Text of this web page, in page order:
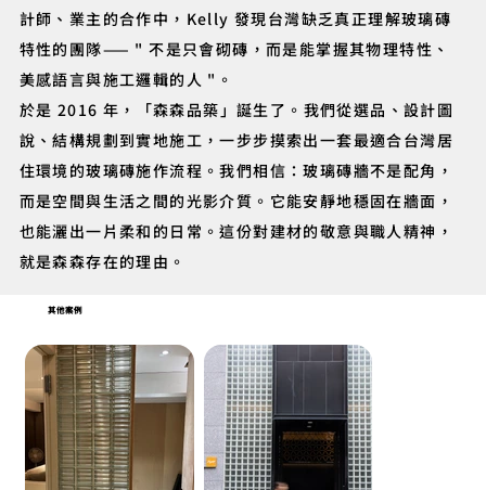
計師、業主的合作中，Kelly 發現台灣缺乏真正理解玻璃磚
特性的團隊—— " 不是只會砌磚，而是能掌握其物理特性、
美感語言與施工邏輯的人 "。
於是 2016 年，「森森品築」誕生了。我們從選品、設計圖
說、結構規劃到實地施工，一步步摸索出一套最適合台灣居
住環境的玻璃磚施作流程。我們相信：玻璃磚牆不是配角，
而是空間與生活之間的光影介質。它能安靜地穩固在牆面，
也能灑出一片柔和的日常。這份對建材的敬意與職人精神，
就是森森存在的理由。
其他案例